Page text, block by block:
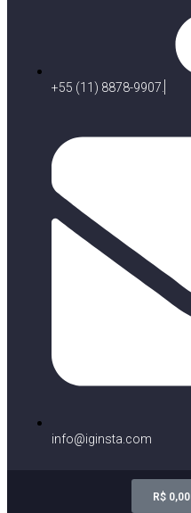
+55 (11) 8878-9907.
info@iginsta.com
R$0,00